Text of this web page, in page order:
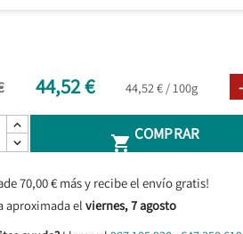
44,52 € 44,52 € / 100g
 COMPRAR
70,00€ más y recibe el envío gratis!
aproximada el viernes, 7 agosto